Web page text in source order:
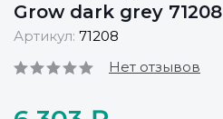
Grow dark grey 71208
Артикул: 71208
Нет отзывов